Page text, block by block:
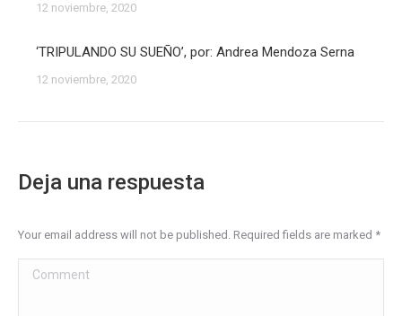
12 noviembre, 2020
‘TRIPULANDO SU SUEÑO’, por: Andrea Mendoza Serna
12 noviembre, 2020
Deja una respuesta
Your email address will not be published. Required fields are marked *
Comment